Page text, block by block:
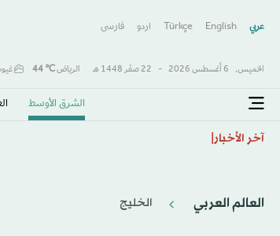
عربي English
Türkçe اردو فارسى
الخميس, 6 أغسطس 2026 - 22 صفَر 1448 هـ الرياض℃
44
الشرق الأوسط​
آخر الأخبار
الأرجنتين تخلّد انتصارها على إنجلترا... و15 يوليو «يوم المنتخبات الوطنية»
العالم العربي الخليج